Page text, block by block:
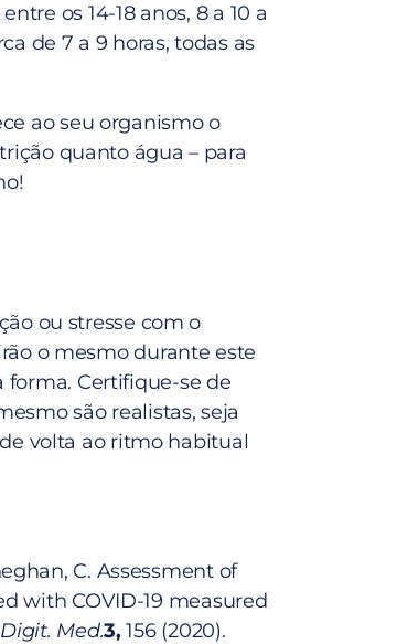
os 14-18 anos, 8 a 10 a
de 7 a 9 horas, todas as
ao seu organismo o
quanto água – para
ou stresse com o
o mesmo durante este
Certifique-se de
são realistas, seja
volta ao ritmo habitual
C. Assessment of
with COVID-19 measured
Med.3,156 (2020).